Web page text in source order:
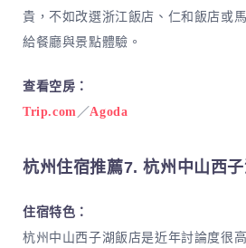
貴，不如改選浙江飯店、仁和飯店或
給餐廳與景點體驗。
查看空房：
Trip.com ／Agoda
杭州住宿推薦7. 杭州中山西
住宿特色：
杭州中山西子湖飯店是近年討論度很